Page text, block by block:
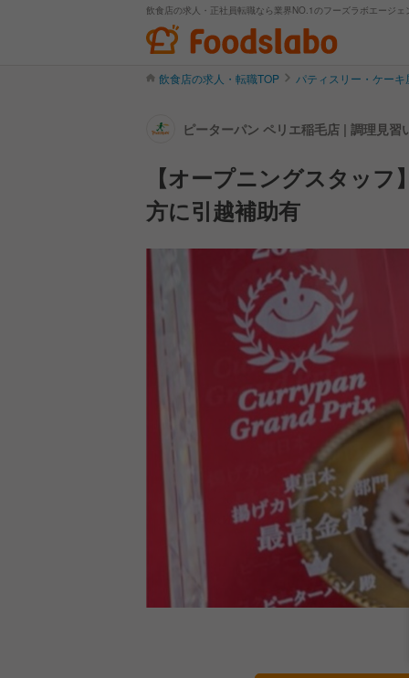
飲食店の求人・正社員転職なら業界NO.1のフーズラボエージェ
飲食店の求人・転職TOP パティスリー・ケーキ
ピーターパン ペリエ稲毛店 | 調理見
【オープニングスタッ
方に引越補助有